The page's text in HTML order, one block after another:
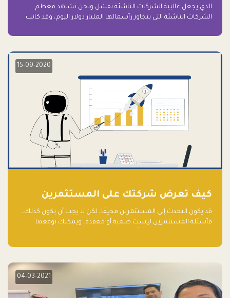
الذي يجعل غالبية الشركات الناشئة تفشل ونحن نشاهد معظم
الشركات الناشئة التي يتجاوز رأسمالها المليار دولار اليوم، وقد كانت
15-09-2020
كيف تعرض شركتك على المستثمرين
قد يكون التحدث إلى المستثمرين مخيفًا، لكن لا يجب أن يكون كذلك،
فأسئلة المستثمرين ليست صعبة أو معقدة، ويمكنك توقعها
04-03-2021